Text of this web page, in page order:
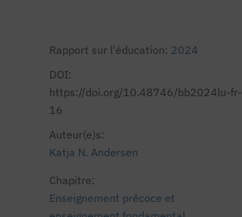
Rapport sur l'éducation: 2024
DOI:
https://doi.org/10.48746/bb2024lu-fr-
16
Auteur(e)s:
Katja N. Andersen
Chapitre:
Enseignement précoce et